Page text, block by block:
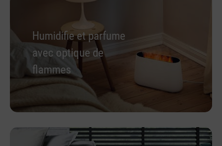
Humidifie et parfume
avec optique de
flammes